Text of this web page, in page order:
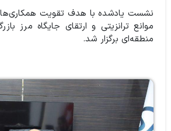
نشست یادشده با هدف تقویت
موانع ترانزیتی و ارتقای جایگاه مرز
منطقه‌ای برگزار شد.